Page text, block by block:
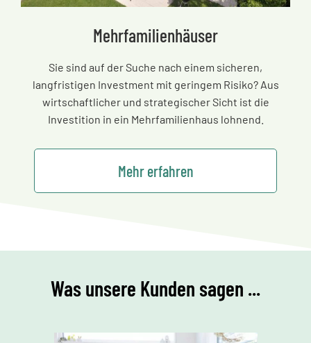
Mehrfamilienhäuser
Sie sind auf der Suche nach einem sicheren,
langfristigen Investment mit geringem Risiko? Aus
wirtschaftlicher und strategischer Sicht ist die
Investition in ein Mehrfamilienhaus lohnend.
Mehr erfahren
Was unsere Kunden sagen ...